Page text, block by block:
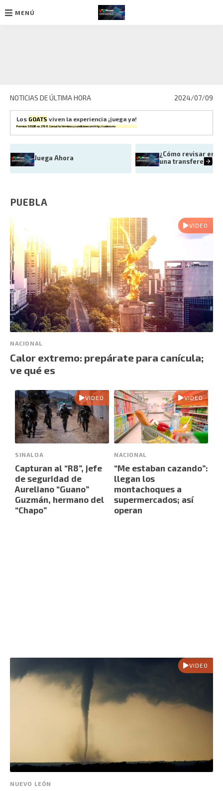
MENÚ
NOTICIAS DE ÚLTIMA HORA 2024/07/09
Los GOATS viven la experiencia ¡juega ya!
Permiso SEGOB no. 2768. Consulta términos y condiciones enhttp://codere.mx
Juega Ahora
¿Cómo revisar en
una transferencia
PUEBLA
VIDEO
NACIONAL
Calor extremo: prepárate para canícula;
ve qué es
VIDEO
SINALOA
Capturan al “R8”, jefe
de seguridad de
Aureliano “Guano”
Guzmán, hermano del
“Chapo”
VIDEO
NACIONAL
“Me estaban cazando”:
llegan los
montachoques a
supermercados; así
operan
VIDEO
NUEVO LEÓN